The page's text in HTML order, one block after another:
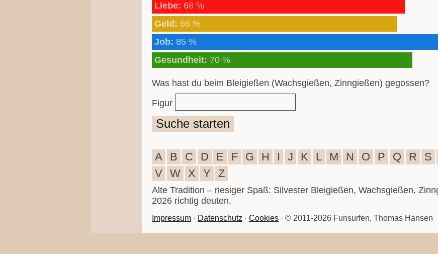
Liebe: 68 %
Geld: 66 %
Job: 85 %
Gesundheit: 70 %
Was hast du beim Bleigießen (Wachsgießen, Zinngießen) gegossen?
Figur
Suche starten
A B C D E F G H I J K L M N O P Q R S
V W X Y Z
Alte Tradition – riesiger Spaß: Silvester Bleigießen, Wachsgießen,
2026 richtig deuten.
Impressum · Datenschutz · Cookies · © 2011-2026 Funsurfen, Thomas Hansen